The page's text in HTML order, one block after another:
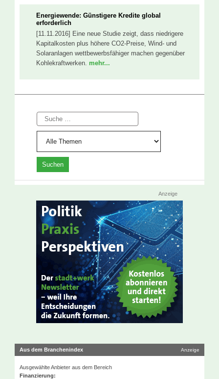
Energiewende: Günstigere Kredite global
erforderlich
[11.11.2016] Eine neue Studie zeigt, dass niedrigere
Kapitalkosten plus höhere CO2-Preise, Wind- und
Solaranlagen wettbewerbsfähiger machen gegenüber
Kohlekraftwerken. mehr...
Suche
Anzeige
Aus dem Branchenindex Anzeige
Ausgewählte Anbieter aus dem Bereich
Finanzierung: